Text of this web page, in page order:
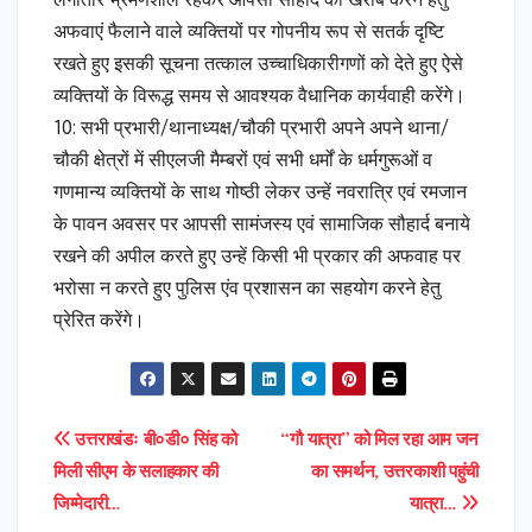
अफवाएं फैलाने वाले व्यक्तियों पर गोपनीय रूप से सतर्क दृष्टि
रखते हुए इसकी सूचना तत्काल उच्चाधिकारीगणों को देते हुए ऐसे
व्यक्तियों के विरूद्ध समय से आवश्यक वैधानिक कार्यवाही करेंगे।
10: सभी प्रभारी/थानाध्यक्ष/चौकी प्रभारी अपने अपने थाना/
चौकी क्षेत्रों में सीएलजी मैम्बरों एवं सभी धर्मों के धर्मगुरूओं व
गणमान्य व्यक्तियों के साथ गोष्ठी लेकर उन्हें नवरात्रि एवं रमजान
के पावन अवसर पर आपसी सामंजस्य एवं सामाजिक सौहार्द बनाये
रखने की अपील करते हुए उन्हें किसी भी प्रकार की अफवाह पर
भरोसा न करते हुए पुलिस एंव प्रशासन का सहयोग करने हेतु
प्रेरित करेंगे।
Post
navigation
“गौ यात्रा” को मिल रहा आम जन
का समर्थन, उत्तरकाशी पहुंची
यात्रा…
उत्तराखंडः बी०डी० सिंह को
मिली सीएम के सलाहकार की
जिम्मेदारी…